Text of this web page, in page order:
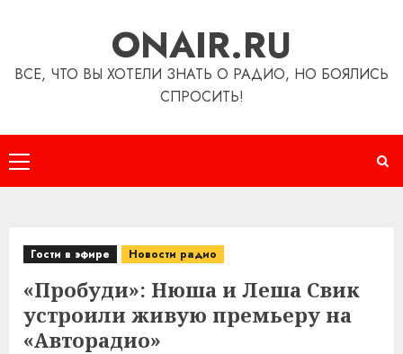
ONAIR.RU
ВСЕ, ЧТО ВЫ ХОТЕЛИ ЗНАТЬ О РАДИО, НО БОЯЛИСЬ
СПРОСИТЬ!
Основное
меню
Гости в эфире Новости радио
«Пробуди»: Нюша и Леша Свик
устроили живую премьеру на
«Авторадио»